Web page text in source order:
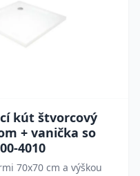
kút štvorcový
+ vanička so
4010
70x70 cm a výškou